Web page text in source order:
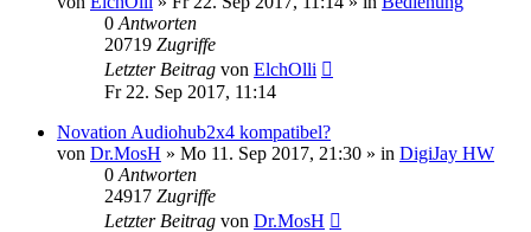
0 Antworten
20719 Zugriffe
Letzter Beitrag von ElchOlli
Fr 22. Sep 2017, 11:14
Novation Audiohub2x4 kompatibel?
von Dr.MosH » Mo 11. Sep 2017, 21:30 » in DigiJay HW
0 Antworten
24917 Zugriffe
Letzter Beitrag von Dr.MosH